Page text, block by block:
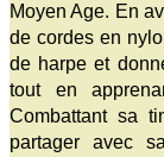
Moyen Age. En
de cordes en
de harpe et
tout en
Combattant sa
partager avec